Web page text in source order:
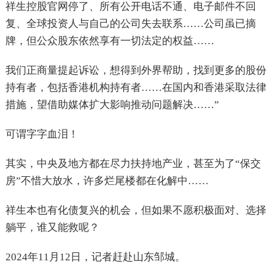
祥生控股官网停了、所有公开电话不通、电子邮件不回
复、全球投资人与自己的公司失去联系……公司虽已摘
牌，但公众股东依然享有一切法定的权益……
我们正商量提起诉讼，想得到外界帮助，找到更多的股份
持有者，包括香港机构持有者……在国内和香港采取法律
措施，望借助媒体扩大影响推动问题解决……”
可谓字字血泪！
其实，中央及地方都在尽力扶持地产业，甚至为了“保交
房”不惜大放水，许多烂尾楼都在化解中……
祥生本也有化债复兴的机会，但如果不愿积极面对、选择
躺平，谁又能救呢？
2024年11月12日，记者赶赴山东邹城。